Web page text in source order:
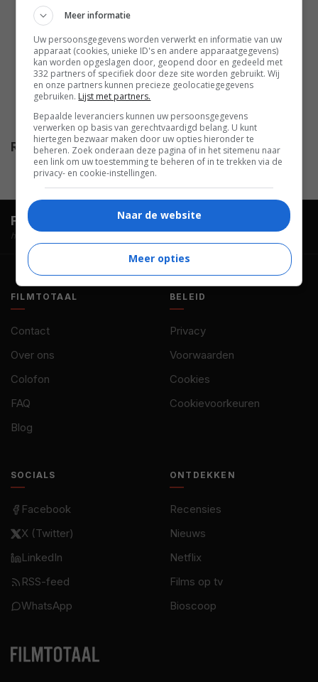
Stella Stevens
Marc Price ,Donald Saunders,
Jerry Levitan,Henry Roth,
Tania Leil,Gregory Dan,Sean P.
Carroll,
Walton Bern,Elliott Stein.
Release
27.08.1993
FilmTotaal. Hét online filmoverzicht.
hosted by
FILMTOTAAL
Contact
Over ons
Colofon
FAQ
Blog
BELEID
Privacy
Voorwaarden
Cookies
Cookievoorkeuren
SOCIALS
Facebook
X (Twitter)
LinkedIn
RSS-feed
WhatsApp
ONTDEKKEN
Recensies
Nieuws
Netflix
Films op tv
Bioscoop
Meer informatie
Uw persoonsgegevens worden verwerkt en informatie van uw
apparaat (cookies, unieke ID's en andere apparaatgegevens)
kan worden opgeslagen door, geopend door en gedeeld met
332 partners of specifiek door deze site worden gebruikt. Wij
en onze partners kunnen precieze geolocatiegegevens
gebruiken. Lijst met partners.
Bepaalde leveranciers kunnen uw persoonsgegevens
verwerken op basis van gerechtvaardigd belang. U kunt
hiertegen bezwaar maken door uw opties hieronder te
beheren. Zoek onderaan deze pagina of in het sitemenu naar
een link om uw toestemming te beheren of in te trekken via de
privacy- en cookie-instellingen.
Naar de website
Meer opties